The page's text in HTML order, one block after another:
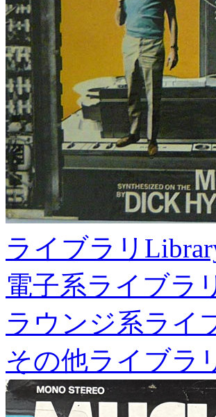
ライブラリ
電子系ライブラ
ラウンジ系ライ
その他ライブラ